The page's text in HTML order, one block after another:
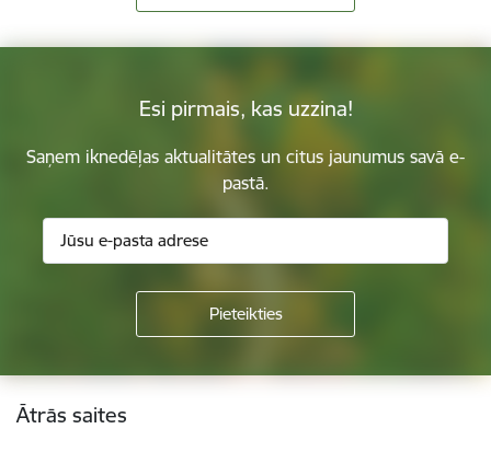
Esi pirmais, kas uzzina!
Saņem iknedēļas aktualitātes un citus jaunumus savā e-
pastā.
Kājene
Ātrās saites